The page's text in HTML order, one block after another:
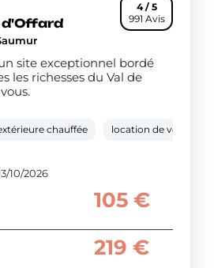
4 / 5
991 Avis
d'Offard
site exceptionnel bordé
les richesses du Val de
chauffée location de vélos
10/2026
105 €
219 €